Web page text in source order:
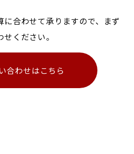
に合わせて承りますので、まず
ください。
合わせはこちら